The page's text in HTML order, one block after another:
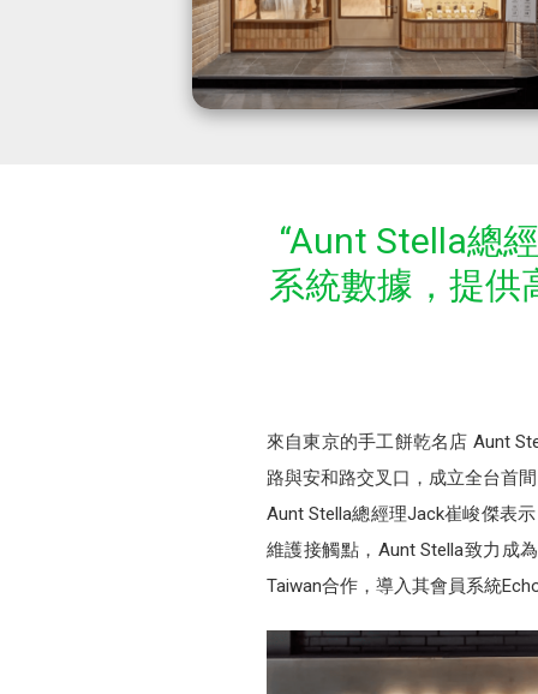
“Aunt Stella總
系統數據，提供
來自東京的手工餅乾名店 Aunt
路與安和路交叉口，成立全台首
Aunt Stella總經理Jack崔峻傑表
維護接觸點，Aunt Stella致力成
Taiwan合作，導入其會員系統